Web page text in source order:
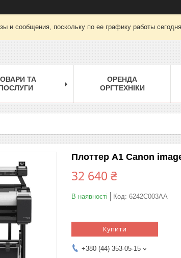
и сообщения, поскольку по ее графику работы
ТА
ОРЕНДА
ОРГТЕХНІКИ
Плоттер A1 Canon
32 640 ₴
В наявності Код: 6242C003AA
Купити
+380 (44) 353-05-15